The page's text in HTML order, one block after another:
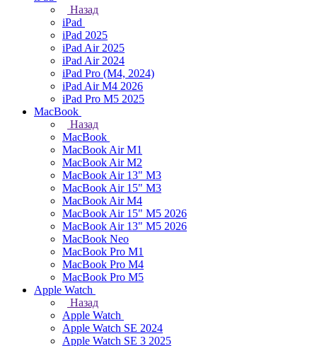
Назад
iPad
iPad 2025
iPad Air 2025
iPad Air 2024
iPad Pro (M4, 2024)
iPad Air M4 2026
iPad Pro M5 2025
MacBook
Назад
MacBook
MacBook Air M1
MacBook Air M2
MacBook Air 13" M3
MacBook Air 15" M3
MacBook Air M4
MacBook Air 15" М5 2026
MacBook Air 13" М5 2026
MacBook Neo
MacBook Pro M1
MacBook Pro M4
MacBook Pro M5
Apple Watch
Назад
Apple Watch
Apple Watch SE 2024
Apple Watch SE 3 2025